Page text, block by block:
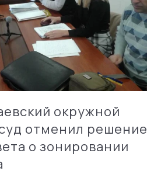
окружной
отменил решение
о зонировании